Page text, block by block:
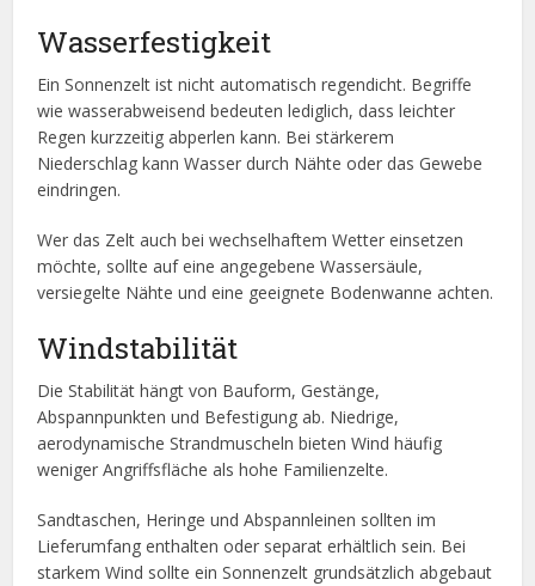
Wasserfestigkeit
Ein Sonnenzelt ist nicht automatisch regendicht. Begriffe
wie wasserabweisend bedeuten lediglich, dass leichter
Regen kurzzeitig abperlen kann. Bei stärkerem
Niederschlag kann Wasser durch Nähte oder das Gewebe
eindringen.
Wer das Zelt auch bei wechselhaftem Wetter einsetzen
möchte, sollte auf eine angegebene Wassersäule,
versiegelte Nähte und eine geeignete Bodenwanne achten.
Windstabilität
Die Stabilität hängt von Bauform, Gestänge,
Abspannpunkten und Befestigung ab. Niedrige,
aerodynamische Strandmuscheln bieten Wind häufig
weniger Angriffsfläche als hohe Familienzelte.
Sandtaschen, Heringe und Abspannleinen sollten im
Lieferumfang enthalten oder separat erhältlich sein. Bei
starkem Wind sollte ein Sonnenzelt grundsätzlich abgebaut